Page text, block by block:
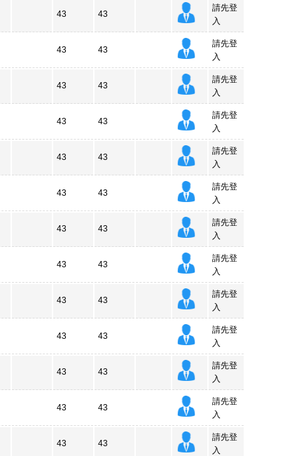
43 43
請先登
入
43 43
請先登
入
43 43
請先登
入
43 43
請先登
入
43 43
請先登
入
43 43
請先登
入
43 43
請先登
入
43 43
請先登
入
43 43
請先登
入
43 43
請先登
入
43 43
請先登
入
43 43
請先登
入
43 43
請先登
入